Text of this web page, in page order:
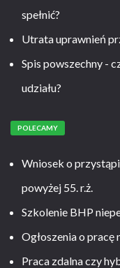
spełnić?
Utrata uprawnień
Spis powszechny -
udziału?
POLECAMY
Wniosek o
powyżej 55. r.ż.
Szkolenie BHP
Ogłoszenia o
Praca zdalna czy